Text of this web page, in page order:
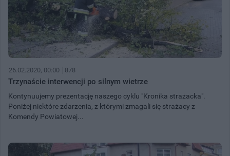
26.02.2020, 00:00 878
Trzynaście interwencji po silnym wietrze
Kontynuujemy prezentację naszego cyklu "Kronika strażacka".
Poniżej niektóre zdarzenia, z którymi zmagali się strażacy z
Komendy Powiatowej...